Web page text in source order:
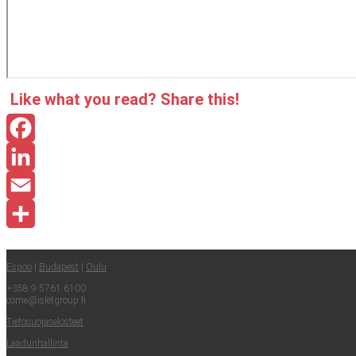
Like what you read? Sha­re this!
Facebook
LinkedIn
Email
Espoo | Buda­pest | Oulu
+358 9 5761 6100
come@​isletgroup.​fi
Tie­to­suo­ja­se­los­teet
Laa­dun­hal­lin­ta